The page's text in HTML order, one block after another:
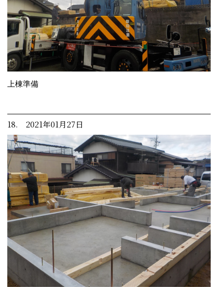
上棟準備
18. 2021年01月27日